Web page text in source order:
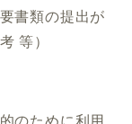
書類の提出が
等）
のために利用